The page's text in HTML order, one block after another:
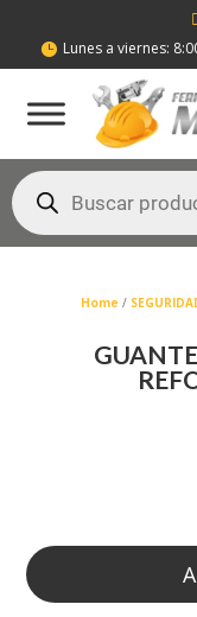
 Lunes a viernes:
Búsqueda
de
productos
Home /